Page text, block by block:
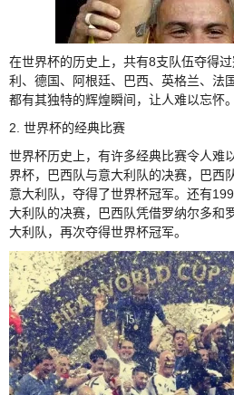
在世界杯的历史上，共有8支队伍夺得
利、德国、阿根廷、巴西、英格兰、法
都有其独特的辉煌瞬间，让人难以忘怀。
2. 世界杯的经典比赛
世界杯历史上，有许多经典比赛令人难
界杯，巴西队与意大利队的决赛，巴西
意大利队，夺得了世界杯冠军。还有
大利队的决赛，巴西队凭借罗纳尔多和
大利队，再次夺得世界杯冠军。